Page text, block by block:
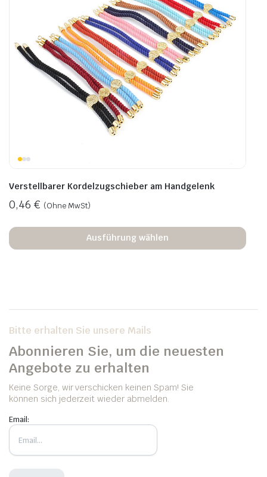
Verstellbarer Kordelzugschieber am Handgelenk
0,46 € (Ohne MwSt)
Ausführung wählen
Bitte erhalten Sie unsere Mails
Abonnieren Sie, um die neuesten
Angebote zu erhalten
Keine Sorge, wir verschicken keinen Spam! Sie
können sich jederzeit wieder abmelden.
Email: